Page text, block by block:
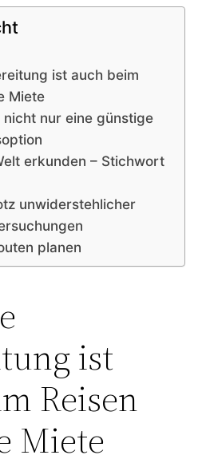
ist auch beim
Miete
nur eine günstige
erkunden – Stichwort
unwiderstehlicher
planen
ist
Reisen
Miete